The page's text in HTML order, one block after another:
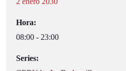
Hora:
08:00 - 23:00
Series: